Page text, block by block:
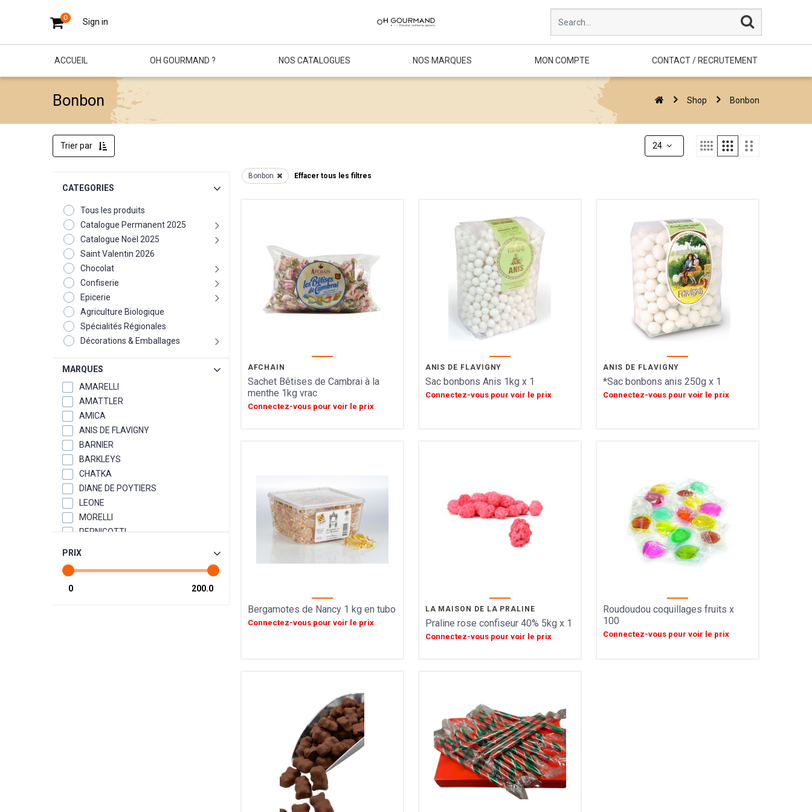
0 Sign in
ACCUEIL OH GOURMAND ? NOS CATALOGUES NOS MARQUES MON COMPTE CONTACT / RECRUTEMENT
Bonbon Shop Bonbon
Trier par 24
MARQUES
AMARELLI
AMATTLER
AMICA
ANIS DE FLAVIGNY
BARNIER
BARKLEYS
CHATKA
DIANE DE POYTIERS
LEONE
MORELLI
PERNIGOTTI
SIC
PRIX
CATEGORIES
Tous les produits
Catalogue Permanent 2025
Catalogue Noël 2025
Saint Valentin 2026
Chocolat
Confiserie
Epicerie
Agriculture Biologique
Spécialités Régionales
Décorations & Emballages
Bonbon Effacer tous les filtres
AFCHAIN
Sachet Bêtises de Cambrai à la
menthe 1kg vrac
Connectez-vous pour voir le prix
ANIS DE FLAVIGNY
Sac bonbons Anis 1kg x 1
Connectez-vous pour voir le prix
ANIS DE FLAVIGNY
*Sac bonbons anis 250g x 1
Connectez-vous pour voir le prix
Bergamotes de Nancy 1 kg en tubo
Connectez-vous pour voir le prix
LA MAISON DE LA PRALINE
Praline rose confiseur 40% 5kg x 1
Connectez-vous pour voir le prix
Roudoudou coquillages fruits x
100
Connectez-vous pour voir le prix